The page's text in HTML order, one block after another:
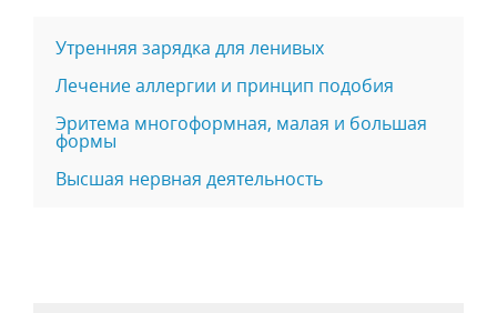
Утренняя зарядка для ленивых
Лечение аллергии и принцип подобия
Эритема многоформная, малая и большая
формы
Высшая нервная деятельность